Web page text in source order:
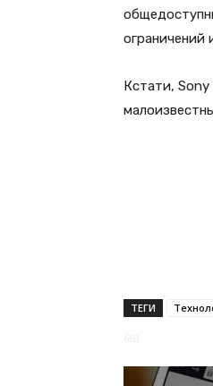
ограничений
Кстати, Sony
ТЕГИ